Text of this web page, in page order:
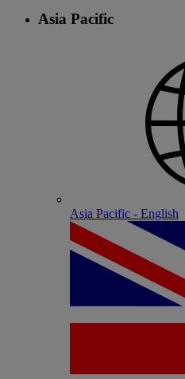
Asia Pacific
Asia Pacific - English